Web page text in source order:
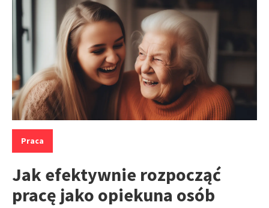
Kategorie:
Praca
Jak efektywnie rozpocząć
pracę jako opiekuna osób